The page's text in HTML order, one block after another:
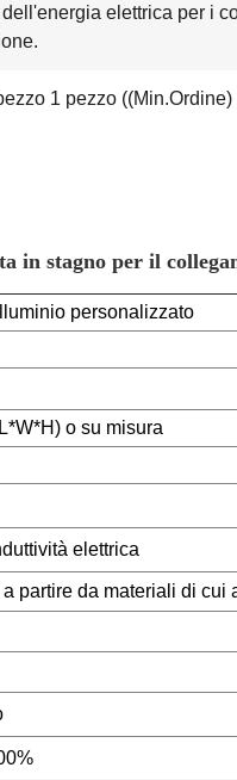
dell'energia elettrica per i
1 pezzo ((Min.Ordine)
in stagno per il
personalizzato
o su misura
elettrica
partire da materiali di cui